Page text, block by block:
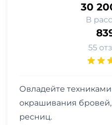
30
В
55
Овладейте
окрашивания
ресниц.